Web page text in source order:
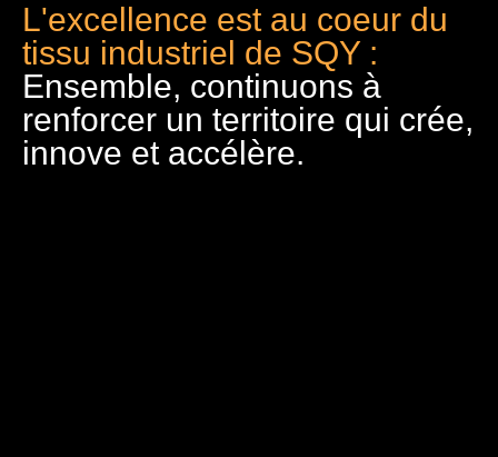
L'excellence est au coeur du
tissu industriel de SQY :
Ensemble, continuons à
renforcer un territoire qui crée,
innove et accélère.